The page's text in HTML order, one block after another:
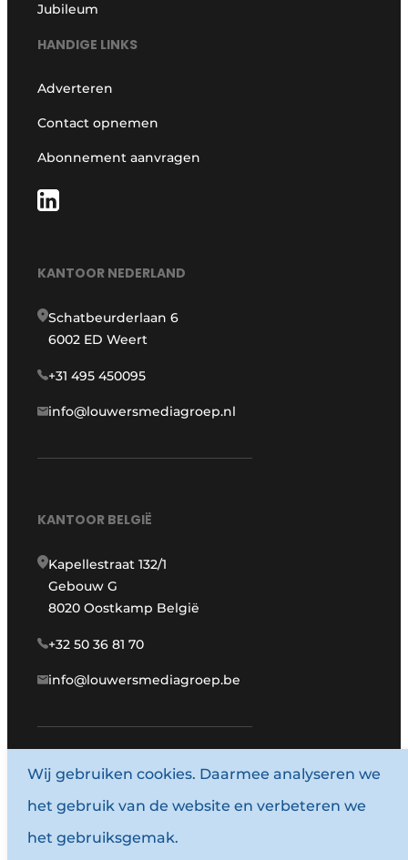
Jubileum
HANDIGE LINKS
Adverteren
Contact opnemen
Abonnement aanvragen
KANTOOR NEDERLAND
Schatbeurderlaan 6
6002 ED Weert
+31 495 450095
info@louwersmediagroep.nl
KANTOOR BELGIË
Kapellestraat 132/1
Gebouw G
8020 Oostkamp België
+32 50 36 81 70
info@louwersmediagroep.be
www.louwersmediagroep.com
© 1987 - 2026 Louwersmediagroep.
Algemene voorwaarden
Wij gebruiken cookies. Daarmee analyseren we
het gebruik van de website en verbeteren we
het gebruiksgemak.